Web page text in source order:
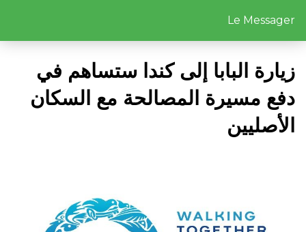
Le Messager
زيارة البابا إلى كندا ستساهم في
دفع مسيرة المصالحة مع السكان
الأصليين